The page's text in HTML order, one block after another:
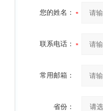
您的姓名：
联系电话：
常用邮箱：
省份：